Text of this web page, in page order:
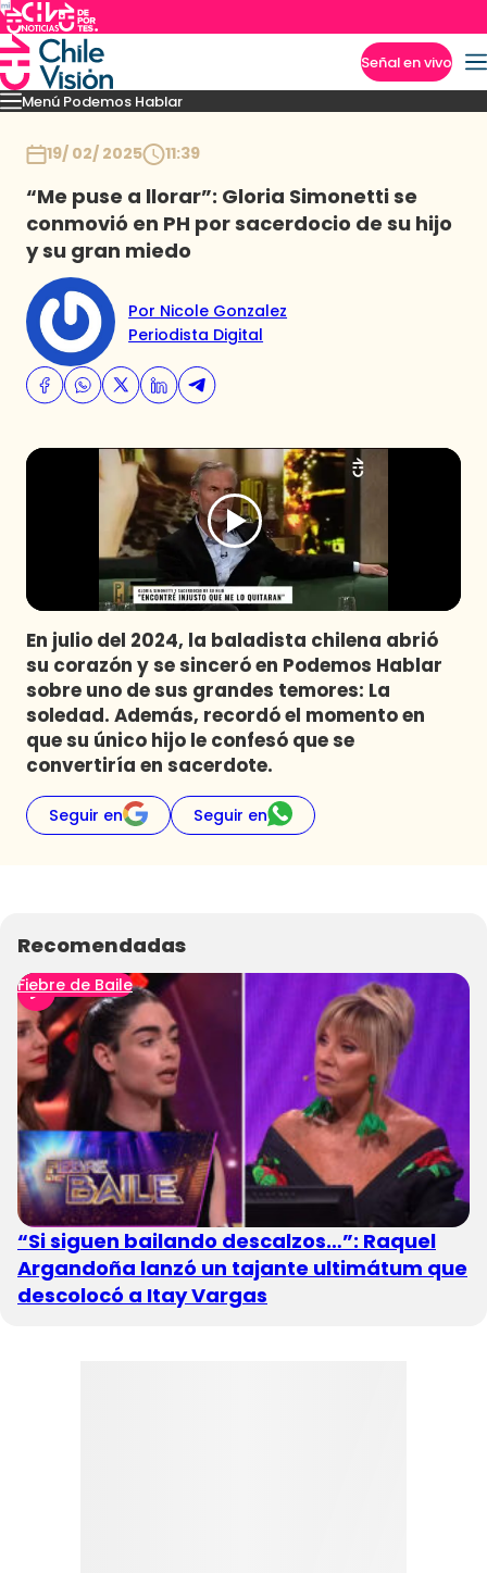
Señal en vivo
Menú Podemos Hablar
Temporada 8 Momentos Novedades Temporadas anteriores
19/ 02/ 2025 11:39
“Me puse a llorar”: Gloria Simonetti se
conmovió en PH por sacerdocio de su hijo
y su gran miedo
Por Nicole Gonzalez
Periodista Digital
En julio del 2024, la baladista chilena abrió
su corazón y se sinceró en Podemos Hablar
sobre uno de sus grandes temores: La
soledad. Además, recordó el momento en
que su único hijo le confesó que se
convertiría en sacerdote.
Seguir en Seguir en
Recomendadas
Fiebre de Baile
“Si siguen bailando descalzos…”: Raquel
Argandoña lanzó un tajante ultimátum que
descolocó a Itay Vargas
Imperdibles
Programas
Club De La Comedia
Contigo en Directo
Plan Perfecto
El Tiempo
Sabingo
Todos Los Programas